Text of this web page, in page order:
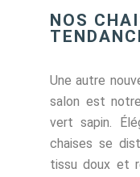
NOS
Une autre
salon est
vert sapin.
chaises se
tissu doux et